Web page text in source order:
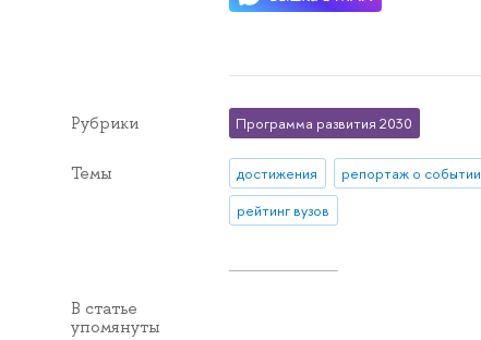
Рубрики Программа развития 2030
Темы достижения репортаж о событии
рейтинг вузов
В статье
упомянуты